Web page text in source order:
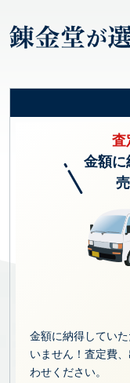
査
金額に
金額に納得してい
いません！査定費
わせください。